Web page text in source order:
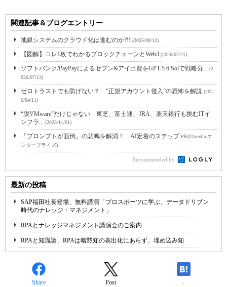
関連記事＆ブログエントリー
地銀システムのクラウド化は進むのか?!! (2025/08/12)
【図解】コレ1枚でわかるブロックチェーンとWeb3 (2026/07/21)
ソフトバンク/PayPayによるセブン&アイ出資をGPT-5.6 Solで戦略分... (2
026/07/13)
ゼロトラストでも防げない？ “正規アカウント侵入”の恐怖を解説 (202
6/04/11)
“脱VMware”だけじゃない 東芝、富士通、JRA、楽天銀行も挑むITイ
ンフラ... (2025/11/01)
「プロンプトが面倒」の悲鳴を解消！ AI定着のステップPR(ITmedia エ
ンタープライズ)
Recommended by
最新の投稿
SAP福田社長登場、無料講演「プロスポーツに学ぶ、データドリブン
時代のナレッジ・マネジメント」
RPAとナレッジマネジメント講演会のご案内
RPAと知識論、RPAは暗黙知の表出化にあらず、埋め込み知
Share Post -